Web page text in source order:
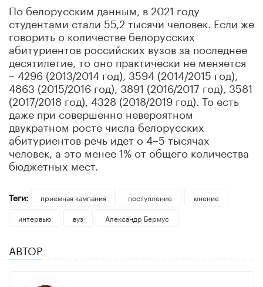
По белорусским данным, в 2021 году
студентами стали 55,2 тысячи человек. Если же
говорить о количестве белорусских
абитуриентов российских вузов за последнее
десятилетие, то оно практически не меняется
– 4296 (2013/2014 год), 3594 (2014/2015 год),
4863 (2015/2016 год), 3891 (2016/2017 год), 3581
(2017/2018 год), 4328 (2018/2019 год). То есть
даже при совершенно невероятном
двукратном росте числа белорусских
абитуриентов речь идет о 4–5 тысячах
человек, а это менее 1% от общего количества
бюджетных мест.
Теги: приемная кампания поступление
мнение
интервью
вуз Александр Бермус
АВТОР